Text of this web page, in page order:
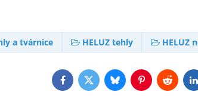
a tvárnice HELUZ tehly HELUZ
FacebookTwitterBlueskyPinterestReddit